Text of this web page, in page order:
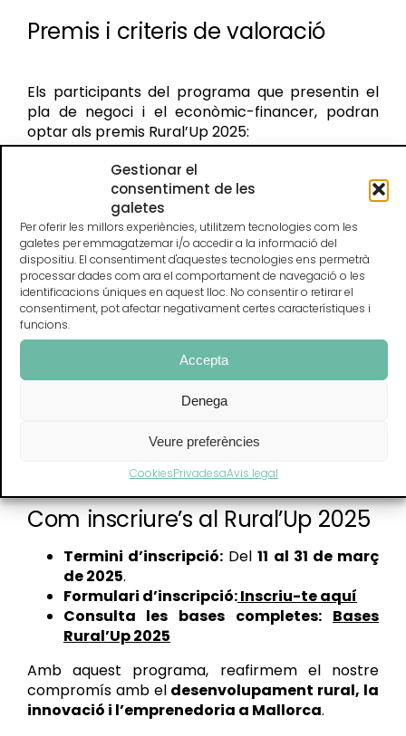
Gestionar el
consentiment de les
galetes
Per oferir les millors experiències, utilitzem tecnologies com les
galetes per emmagatzemar i/o accedir a la informació del
dispositiu. El consentiment d'aquestes tecnologies ens permetrà
processar dades com ara el comportament de navegació o les
identificacions úniques en aquest lloc. No consentir o retirar el
consentiment, pot afectar negativament certes característiques i
funcions.
Accepta
Denega
Veure preferències
CookiesPrivadesaAvis legal
Premis i criteris de valoració
Els participants del programa que presentin el
pla de negoci i el econòmic-financer, podran
optar als premis Rural’Up 2025:
Quatre premis de 1.000 € nets.
La participació al Reto Final – Tierra de
Oportunidades, un concurs estatal
organitzat per CaixaBank per emprenedors
rurals.
Els projectes es valoraran segons els següents
criteris:
Viabilitat tècnica i sostenibilitat.
Impacte socioeconòmic en el territori rural.
Capacitat d’innovació i resposta a una
Desenvolupament Sostenible (ODS).
financera.
Com inscriure’s al Rural’Up 2025
Termini d’inscripció: Del11 al 31 de març
de 2025.
Formulari d’inscripció:Inscriu-te aquí
Consulta les bases completes: Bases
Rural’Up 2025
Amb aquest programa, reafirmem el nostre
compromís amb el desenvolupament rural, la
innovació i l’emprenedoria a Mallorca.